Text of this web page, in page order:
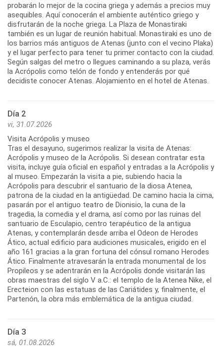
probarán lo mejor de la cocina griega y además a precios muy
asequibles. Aquí conocerán el ambiente auténtico griego y
disfrutarán de la noche griega. La Plaza de Monastiraki
también es un lugar de reunión habitual. Monastiraki es uno de
los barrios más antiguos de Atenas (junto con el vecino Plaka)
y el lugar perfecto para tener tu primer contacto con la ciudad.
Según salgas del metro o llegues caminando a su plaza, verás
la Acrópolis como telón de fondo y entenderás por qué
Día 2
vi, 31.07.2026
Visita Acrópolis y museo
Tras el desayuno, sugerimos realizar la visita de Atenas:
Acrópolis y museo de la Acrópolis. Si desean contratar esta
visita, incluye guía oficial en español y entradas a la Acrópolis y
al museo. Empezarán la visita a pie, subiendo hacia la
Acrópolis para descubrir el santuario de la diosa Atenea,
patrona de la ciudad en la antigüedad. De camino hacia la cima,
pasarán por el antiguo teatro de Dionisio, la cuna de la
tragedia, la comedia y el drama, así como por las ruinas del
santuario de Esculapio, centro terapéutico de la antigua
Atenas, y contemplarán desde arriba el Odeon de Herodes
Ático, actual edificio para audiciones musicales, erigido en el
año 161 gracias a la gran fortuna del cónsul romano Herodes
Ático. Finalmente atravesarán la entrada monumental de los
Propileos y se adentrarán en la Acrópolis donde visitarán las
obras maestras del siglo V a.C.: el templo de la Atenea Nike, el
Erecteion con las estatuas de las Cariátides y, finalmente, el
Día 3
sá, 01.08.2026